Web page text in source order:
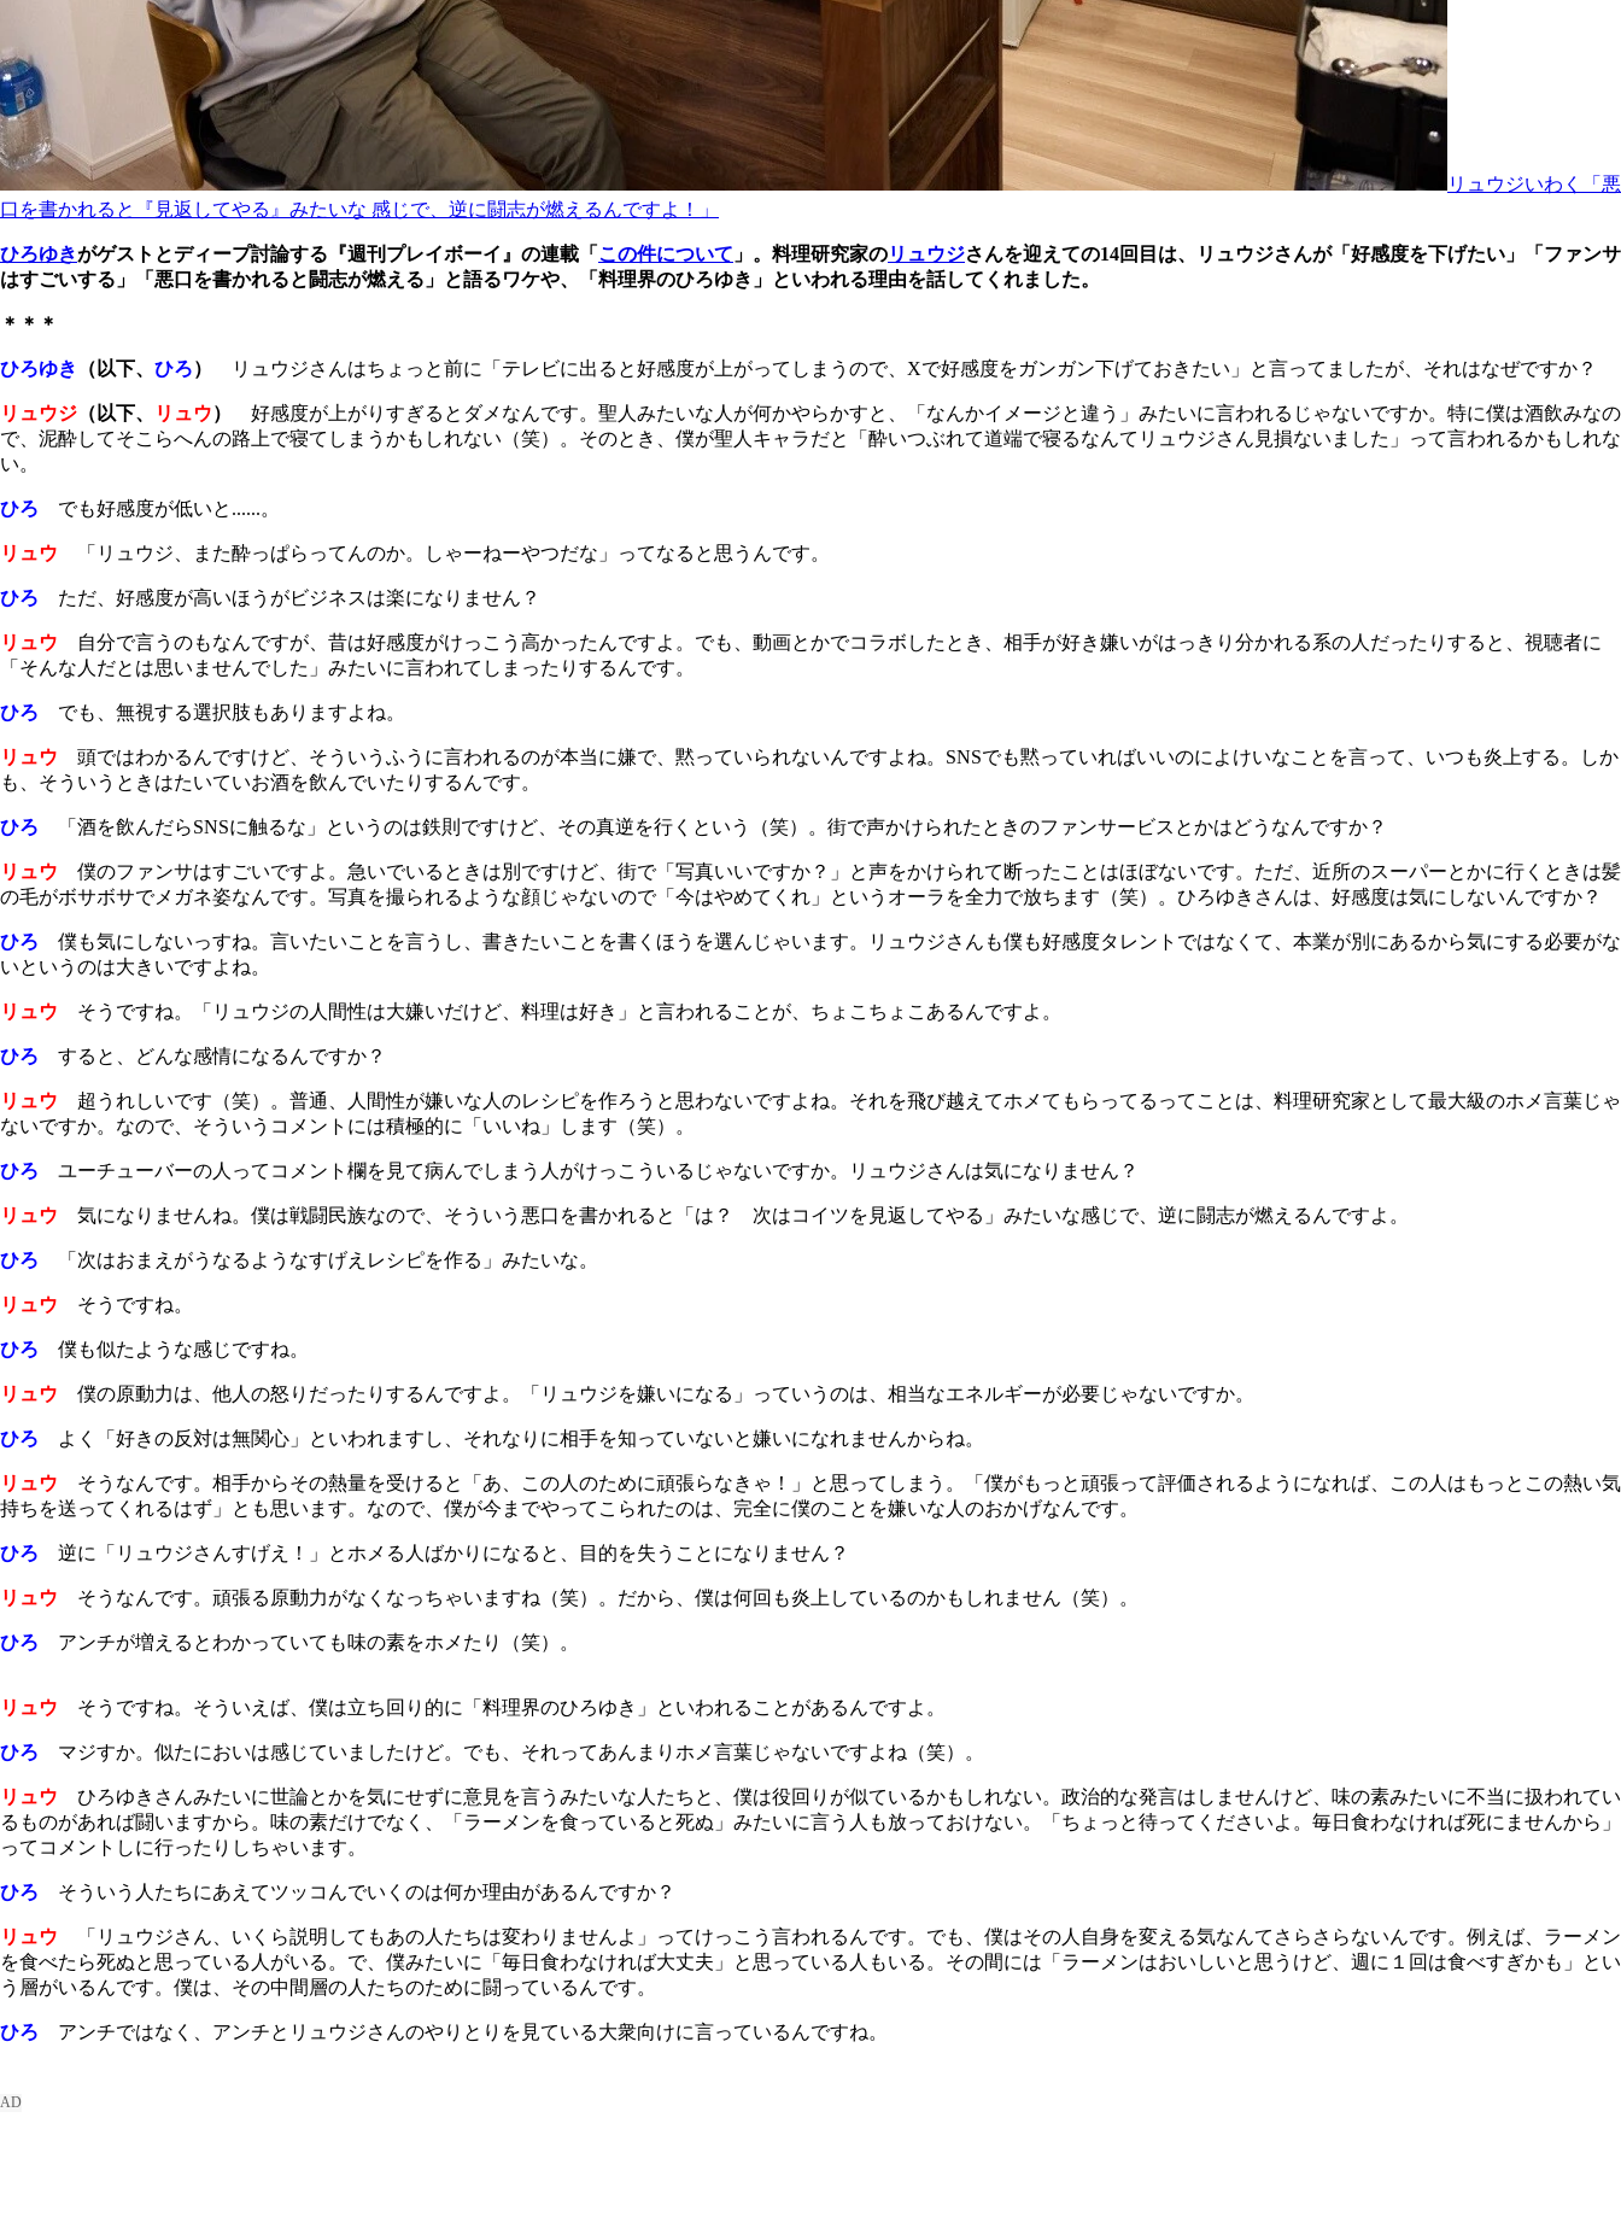
リュウジいわく「悪
口を書かれると『見返してやる』みたいな 感じで、逆に闘志が燃えるんですよ！」
ひろゆきがゲストとディープ討論する『週刊プレイボーイ』の連載「 この件について 」。料理研究家のリュウジさんを迎えての14回目は、リュウジさんが「好感度を下げたい」「ファンサ
はすごいする」「悪口を書かれると闘志が燃える」と語るワケや、「料理界のひろゆき」といわれる理由を話してくれました。
＊＊＊
ひろゆき （以下、 ひろ） リュウジさんはちょっと前に「テレビに出ると好感度が上がってしまうので、Xで好感度をガンガン下げておきたい」と言ってましたが、それはなぜですか？
リュウジ （以下、 リュウ）
好感度が上がりすぎるとダメなんです。聖人みたいな人が何かやらかすと、「なんかイメージと違う」みたいに言われるじゃないですか。特に僕は酒飲みなの
で、泥酔してそこらへんの路上で寝てしまうかもしれない（笑）。そのとき、僕が聖人キャラだと「酔いつぶれて道端で寝るなんてリュウジさん見損ないました」って言われるかもしれな
い。
ひろ でも好感度が低いと......。
リュウ 「リュウジ、また酔っぱらってんのか。しゃーねーやつだな」ってなると思うんです。
ひろ ただ、好感度が高いほうがビジネスは楽になりません？
リュウ 自分で言うのもなんですが、昔は好感度がけっこう高かったんですよ。でも、動画とかでコラボしたとき、相手が好き嫌いがはっきり分かれる系の人だったりすると、視聴者に
「そんな人だとは思いませんでした」みたいに言われてしまったりするんです。
ひろ でも、無視する選択肢もありますよね。
リュウ 頭ではわかるんですけど、そういうふうに言われるのが本当に嫌で、黙っていられないんですよね。SNSでも黙っていればいいのによけいなことを言って、いつも炎上する。しか
も、そういうときはたいていお酒を飲んでいたりするんです。
ひろ 「酒を飲んだらSNSに触るな」というのは鉄則ですけど、その真逆を行くという（笑）。街で声かけられたときのファンサービスとかはどうなんですか？
リュウ 僕のファンサはすごいですよ。急いでいるときは別ですけど、街で「写真いいですか？」と声をかけられて断ったことはほぼないです。ただ、近所のスーパーとかに行くときは髪
の毛がボサボサでメガネ姿なんです。写真を撮られるような顔じゃないので「今はやめてくれ」というオーラを全力で放ちます（笑）。ひろゆきさんは、好感度は気にしないんですか？
ひろ 僕も気にしないっすね。言いたいことを言うし、書きたいことを書くほうを選んじゃいます。リュウジさんも僕も好感度タレントではなくて、本業が別にあるから気にする必要がな
いというのは大きいですよね。
リュウ そうですね。「リュウジの人間性は大嫌いだけど、料理は好き」と言われることが、ちょこちょこあるんですよ。
ひろ すると、どんな感情になるんですか？
リュウ 超うれしいです（笑）。普通、人間性が嫌いな人のレシピを作ろうと思わないですよね。それを飛び越えてホメてもらってるってことは、料理研究家として最大級のホメ言葉じゃ
ないですか。なので、そういうコメントには積極的に「いいね」します（笑）。
ひろ ユーチューバーの人ってコメント欄を見て病んでしまう人がけっこういるじゃないですか。リュウジさんは気になりません？
リュウ 気になりませんね。僕は戦闘民族なので、そういう悪口を書かれると「は？ 次はコイツを見返してやる」みたいな感じで、逆に闘志が燃えるんですよ。
ひろ 「次はおまえがうなるようなすげえレシピを作る」みたいな。
リュウ そうですね。
ひろ 僕も似たような感じですね。
リュウ 僕の原動力は、他人の怒りだったりするんですよ。「リュウジを嫌いになる」っていうのは、相当なエネルギーが必要じゃないですか。
ひろ よく「好きの反対は無関心」といわれますし、それなりに相手を知っていないと嫌いになれませんからね。
リュウ そうなんです。相手からその熱量を受けると「あ、この人のために頑張らなきゃ！」と思ってしまう。「僕がもっと頑張って評価されるようになれば、この人はもっとこの熱い気
持ちを送ってくれるはず」とも思います。なので、僕が今までやってこられたのは、完全に僕のことを嫌いな人のおかげなんです。
ひろ 逆に「リュウジさんすげえ！」とホメる人ばかりになると、目的を失うことになりません？
リュウ そうなんです。頑張る原動力がなくなっちゃいますね（笑）。だから、僕は何回も炎上しているのかもしれません（笑）。
ひろ アンチが増えるとわかっていても味の素をホメたり（笑）。
リュウ そうですね。そういえば、僕は立ち回り的に「料理界のひろゆき」といわれることがあるんですよ。
ひろ マジすか。似たにおいは感じていましたけど。でも、それってあんまりホメ言葉じゃないですよね（笑）。
リュウ ひろゆきさんみたいに世論とかを気にせずに意見を言うみたいな人たちと、僕は役回りが似ているかもしれない。政治的な発言はしませんけど、味の素みたいに不当に扱われてい
るものがあれば闘いますから。味の素だけでなく、「ラーメンを食っていると死ぬ」みたいに言う人も放っておけない。「ちょっと待ってくださいよ。毎日食わなければ死にませんから」
ってコメントしに行ったりしちゃいます。
ひろ そういう人たちにあえてツッコんでいくのは何か理由があるんですか？
リュウ 「リュウジさん、いくら説明してもあの人たちは変わりませんよ」ってけっこう言われるんです。でも、僕はその人自身を変える気なんてさらさらないんです。例えば、ラーメン
を食べたら死ぬと思っている人がいる。で、僕みたいに「毎日食わなければ大丈夫」と思っている人もいる。その間には「ラーメンはおいしいと思うけど、週に１回は食べすぎかも」とい
う層がいるんです。僕は、その中間層の人たちのために闘っているんです。
ひろ アンチではなく、アンチとリュウジさんのやりとりを見ている大衆向けに言っているんですね。